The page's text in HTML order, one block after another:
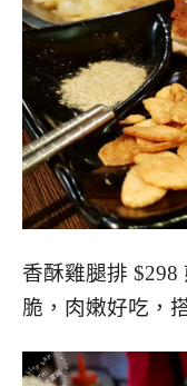
香酥雞腿排
脆，肉嫩好吃，